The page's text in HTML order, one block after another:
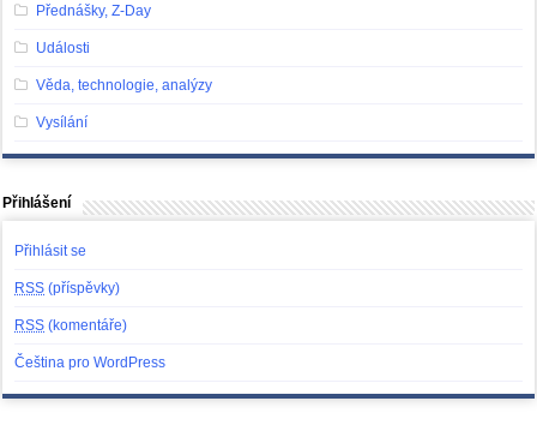
Přednášky, Z-Day
Události
Věda, technologie, analýzy
Vysílání
Přihlášení
Přihlásit se
RSS (příspěvky)
RSS (komentáře)
Čeština pro WordPress